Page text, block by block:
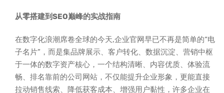
从零搭建到SEO巅峰的实战指南
在数字化浪潮席卷全球的今天,企业官网早已不再是简单的“电
子名片”，而是集品牌展示、客户转化、数据沉淀、营销中枢
于一体的数字资产核心，一个结构清晰、内容优质、体验流
畅、排名靠前的公司网站，不仅能提升企业形象，更能直接
拉动销售线索、降低获客成本、增强用户黏性，许多企业在